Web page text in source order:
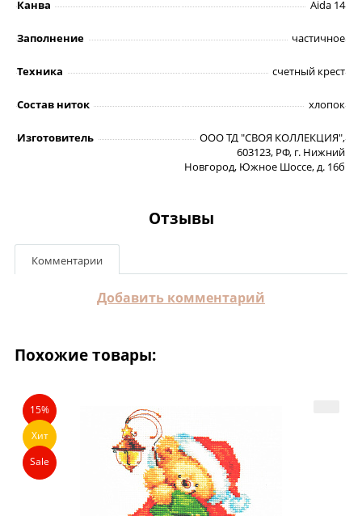
Канва Aida 14
Заполнение частичное
Техника счетный крест
Состав ниток хлопок
Изготовитель
ООО ТД "СВОЯ КОЛЛЕКЦИЯ",
603123, РФ, г. Нижний
Новгород, Южное Шоссе, д. 16б
Отзывы
Комментарии
Добавить комментарий
Похожие товары:
15%
Хит
Sale